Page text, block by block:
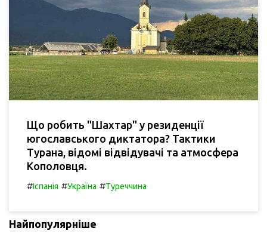
Що робить "Шахтар" у резиденції
югославського диктатора? Тактики
Турана, відомі відвідувачі та атмосфера
Кополовця.
#Іспанія #Україна #Туреччина
Найпопулярніше